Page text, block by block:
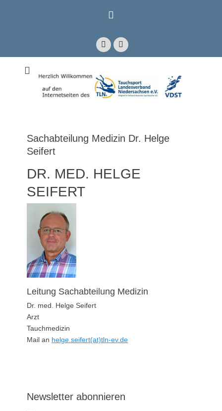
FacebookE-
Mail
Tauchsport
Landesverband
Sachabteilung Medizin Dr. Helge
Seifert
DR. MED. HELGE
SEIFERT
Leitung Sachabteilung Medizin
Dr. med. Helge Seifert
Arzt
Tauchmedizin
Mail an helge.seifert(at)tln-ev.de
Newsletter abonnieren